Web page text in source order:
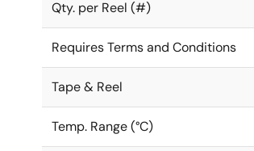
Qty. per Reel (#)
Requires Terms and Conditions
Tape & Reel
Temp. Range (°C)